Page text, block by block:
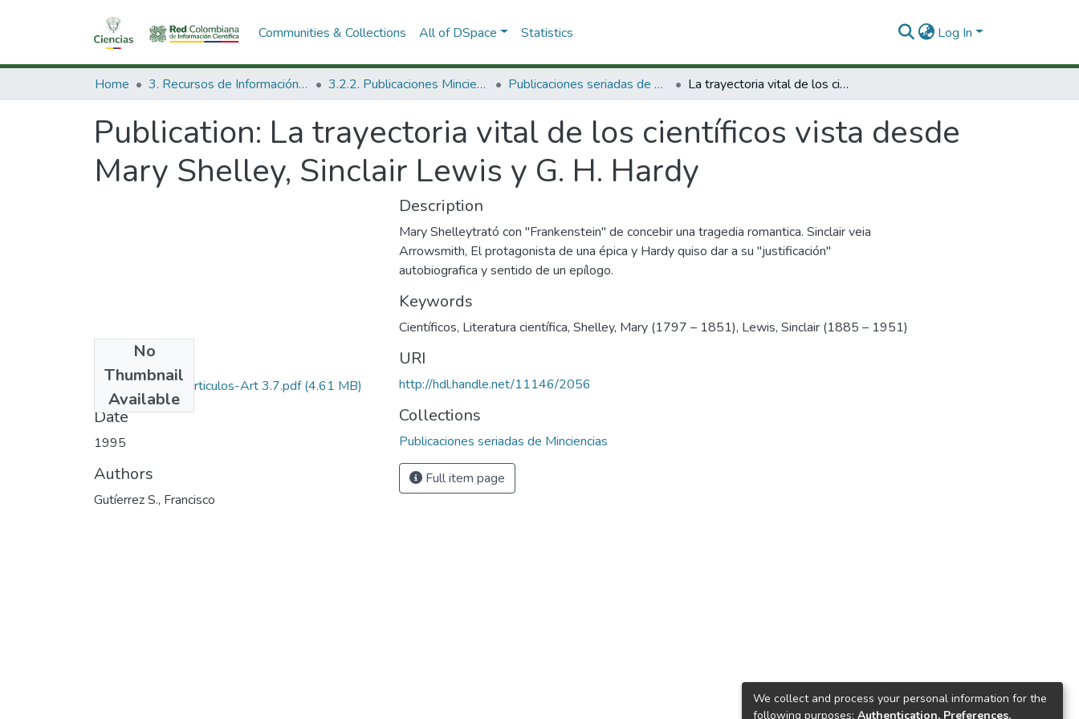
Communities & Collections All of DSpace Statistics Log In
Home 3. Recursos de Información Científica y Tecnológica 3.2.2. Publicaciones Minciencias Publicaciones seriadas de Minciencias La trayectoria vital de los científicos vista desde Mary Shelley, Sinclair Lewis y G. H. Hardy
Publication: La trayectoria vital de los científicos vista desde
Mary Shelley, Sinclair Lewis y G. H. Hardy
No
Thumbnail
Available
1995-V13-N3-Articulos-Art 3.7.pdf(4.61 MB)
Date
1995
Authors
Gutíerrez S., Francisco
Description
Mary Shelleytrató con "Frankenstein" de concebir una tragedia romantica. Sinclair veia
Arrowsmith, El protagonista de una épica y Hardy quiso dar a su "justificación"
autobiografica y sentido de un epílogo.
Keywords
Científicos, Literatura científica, Shelley, Mary (1797 – 1851), Lewis, Sinclair (1885 – 1951)
URI
http://hdl.handle.net/11146/2056
Collections
Publicaciones seriadas de Minciencias
Full item page
We collect and process your personal information for the
following purposes: Authentication, Preferences,